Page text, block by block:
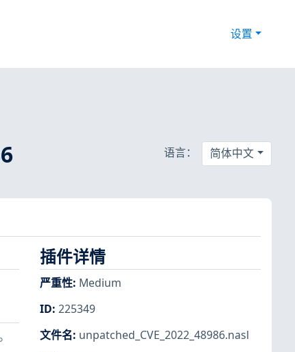
设置
语言： 简体中文
插件详情
严重性: Medium
ID: 225349
文件名: unpatched_CVE_2022_48986.nasl